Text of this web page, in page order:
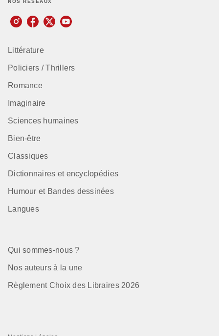
NOS RÉSEAUX
Littérature
Policiers / Thrillers
Romance
Imaginaire
Sciences humaines
Bien-être
Classiques
Dictionnaires et encyclopédies
Humour et Bandes dessinées
Langues
Qui sommes-nous ?
Nos auteurs à la une
Règlement Choix des Libraires 2026